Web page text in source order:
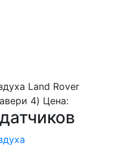
Land Rover
4) Цена: